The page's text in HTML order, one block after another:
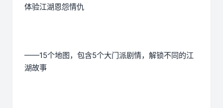
体验江湖恩怨情仇
——15个地图，包含5个大门派剧情，解锁不同的江
湖故事